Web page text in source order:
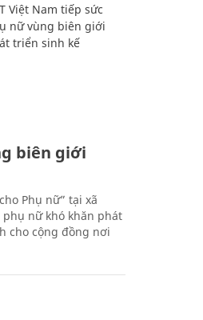
Việt Nam tiếp sức
nữ vùng biên giới
triển sinh kế
biên giới
Phụ nữ” tại xã
nữ khó khăn phát
cho cộng đồng nơi